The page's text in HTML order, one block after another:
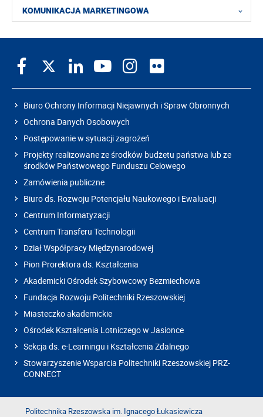
KOMUNIKACJA MARKETINGOWA
Biuro Ochrony Informacji Niejawnych i Spraw Obronnych
Ochrona Danych Osobowych
Postępowanie w sytuacji zagrożeń
Projekty realizowane ze środków budżetu państwa lub ze
środków Państwowego Funduszu Celowego
Zamówienia publiczne
Biuro ds. Rozwoju Potencjału Naukowego i Ewaluacji
Centrum Informatyzacji
Centrum Transferu Technologii
Dział Współpracy Międzynarodowej
Pion Prorektora ds. Kształcenia
Akademicki Ośrodek Szybowcowy Bezmiechowa
Fundacja Rozwoju Politechniki Rzeszowskiej
Miasteczko akademickie
Ośrodek Kształcenia Lotniczego w Jasionce
Sekcja ds. e-Learningu i Kształcenia Zdalnego
Stowarzyszenie Wsparcia Politechniki Rzeszowskiej PRZ-
CONNECT
Politechnika Rzeszowska im. Ignacego Łukasiewicza